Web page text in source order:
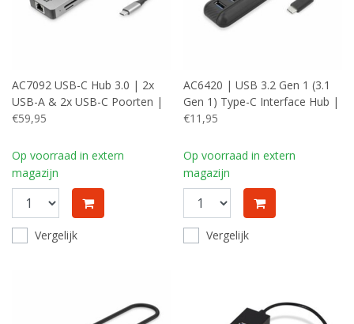
AC7092 USB-C Hub 3.0 | 2x
USB-A & 2x USB-C Poorten |
5 Gbps | Aluminium Behuizing
€59,95
Op voorraad in extern
magazijn
Vergelijk
AC6420 | USB 3.2 Gen 1 (3.1
Gen 1) Type-C Interface Hub |
5000 Mbit/s | Zwart
€11,95
Op voorraad in extern
magazijn
Vergelijk